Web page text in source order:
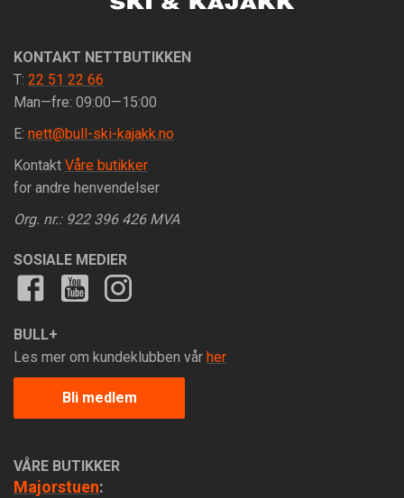
KONTAKT NETTBUTIKKEN
T: 22 51 22 66
Man—fre: 09:00—15:00
E: nett@bull-ski-kajakk.no
Kontakt Våre butikker
for andre henvendelser
Org. nr.: 922 396 426 MVA
SOSIALE MEDIER
BULL+
Les mer om kundeklubben vår her
Bli medlem
VÅRE BUTIKKER
Majorstuen: